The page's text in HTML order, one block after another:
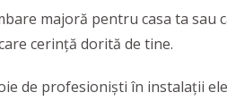
majoră pentru casa ta sau
cerință dorită de tine.
de profesionişti în instalaţii